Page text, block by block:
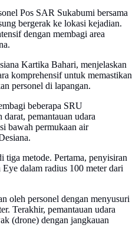
Pos SAR Sukabumi bersama
bergerak ke lokasi kejadian.
dengan membagi area
Kartika Bahari, menjelaskan
komprehensif untuk memastikan
personel di lapangan.
beberapa SRU
pemantauan udara
bawah permukaan air
tiga metode. Pertama, penyisiran
dalam radius 100 meter dari
oleh personel dengan menyusuri
Terakhir, pemantauan udara
(drone) dengan jangkauan